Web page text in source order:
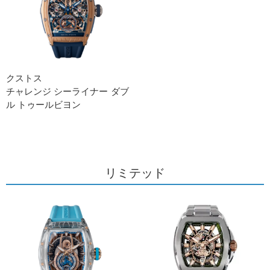
クストス
チャレンジ シーライナー ダブ
ル トゥールビヨン
リミテッド